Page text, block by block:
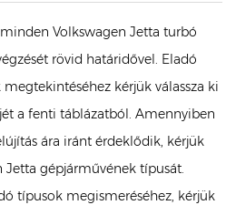
Volkswagen Jetta turbó
rövid határidővel. Eladó
kérjük válassza ki
a fenti táblázatból. Amennyiben
ára iránt érdeklődik, kérjük
Jetta gépjárművének típusát.
típusok megismeréséhez, kérjük